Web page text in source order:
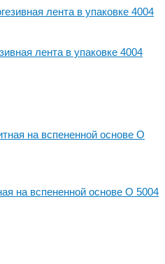
лента в упаковке 4004
на вспененной основе O 5004